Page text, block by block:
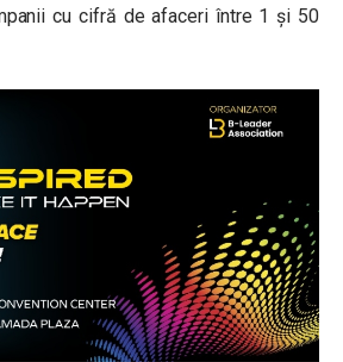
cu cifră de afaceri între 1 și 50